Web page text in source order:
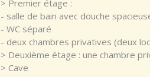
> Premier étage :
- salle de bain avec douche
- WC séparé
- deux chambres privatives (deux
> Deuxième étage : une chambre
> Cave